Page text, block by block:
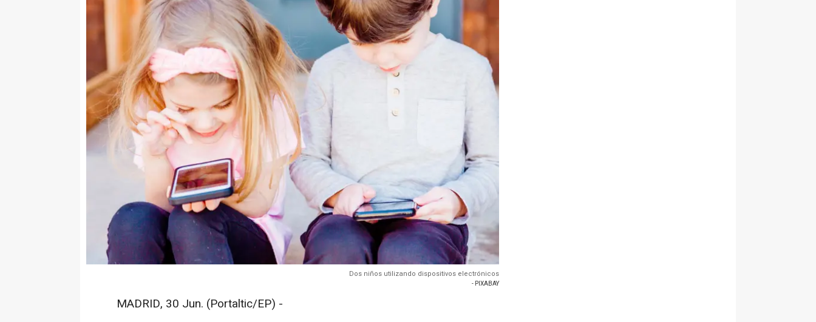
Dos niños utilizando dispositivos electrónicos
- PIXABAY
MADRID, 30 Jun. (Portaltic/EP) -